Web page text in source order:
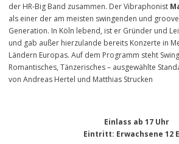
der HR-Big Band zusammen. Der Vibraphonist
als einer der am meisten swingenden und
Generation. In Köln lebend, ist er Gründer und
und gab außer hierzulande bereits Konzerte in
Ländern Europas. Auf dem Programm steht
Romantisches, Tänzerisches – ausgewählte
von Andreas Hertel und Matthias Strucken
Einlass ab 17 Uhr
Eintritt: Erwachsene 12